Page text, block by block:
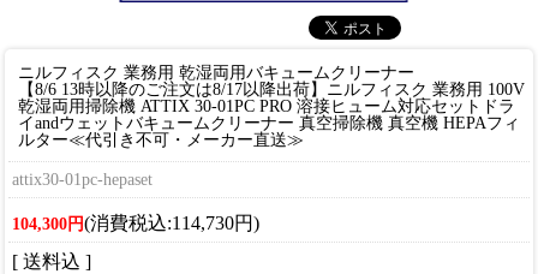
ニルフィスク 業務用 乾湿両用バキュームクリーナー
【8/6 13時以降のご注文は8/17以降出荷】ニルフィスク 業務用 100V
乾湿両用掃除機 ATTIX 30-01PC PRO 溶接ヒューム対応セットドラ
イandウェットバキュームクリーナー 真空掃除機 真空機 HEPAフィ
ルター≪代引き不可・メーカー直送≫
attix30-01pc-hepaset
104,300円(消費税込:114,730円)
[ 送料込 ]